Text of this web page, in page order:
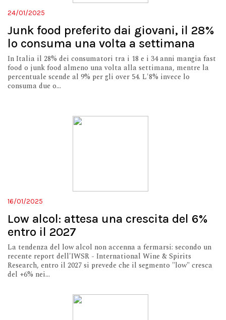
24/01/2025
Junk food preferito dai giovani, il 28%
lo consuma una volta a settimana
In Italia il 28% dei consumatori tra i 18 e i 34 anni mangia fast
food o junk food almeno una volta alla settimana, mentre la
percentuale scende al 9% per gli over 54. L'8% invece lo
consuma due o...
16/01/2025
Low alcol: attesa una crescita del 6%
entro il 2027
La tendenza del low alcol non accenna a fermarsi: secondo un
recente report dell'IWSR - International Wine & Spirits
Research, entro il 2027 si prevede che il segmento "low" cresca
del +6% nei...